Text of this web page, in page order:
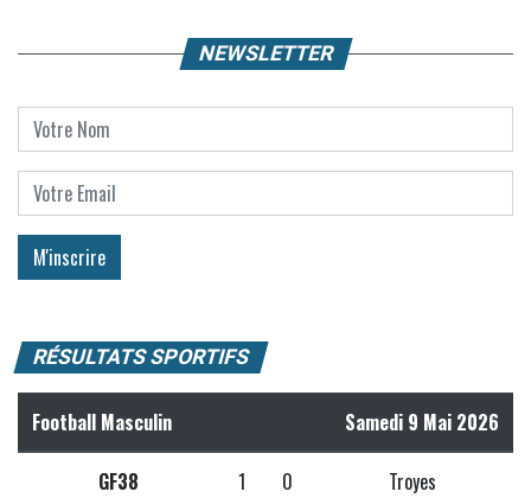
NEWSLETTER
RÉSULTATS SPORTIFS
Football Masculin Samedi 9 Mai 2026
GF38 1 0 Troyes